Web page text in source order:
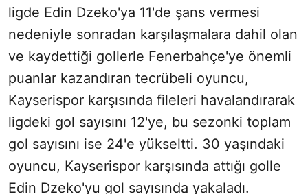
ligde Edin Dzeko'ya 11'de şans vermesi
nedeniyle sonradan karşılaşmalara dahil olan
ve kaydettiği gollerle Fenerbahçe'ye önemli
puanlar kazandıran tecrübeli oyuncu,
Kayserispor karşısında fileleri havalandırarak
ligdeki gol sayısını 12'ye, bu sezonki toplam
gol sayısını ise 24'e yükseltti. 30 yaşındaki
oyuncu, Kayserispor karşısında attığı golle
Edin Dzeko'yu gol sayısında yakaladı.